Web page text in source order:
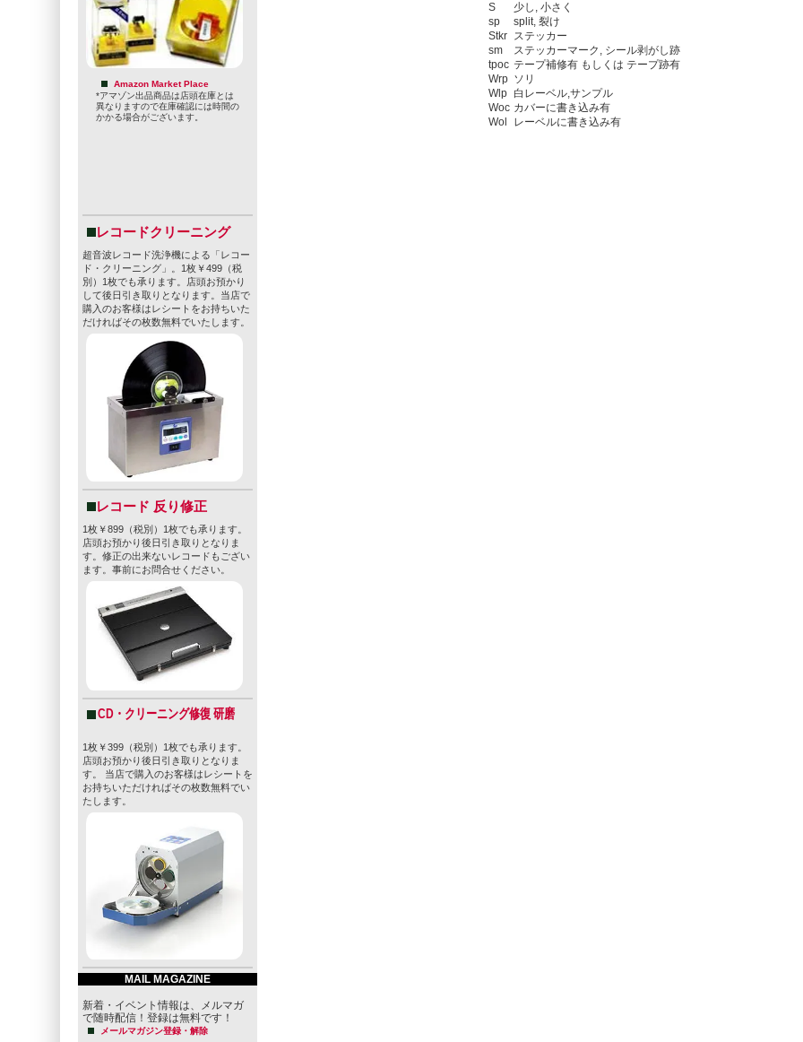
Amazon Market Place
*アマゾン出品商品は店頭在庫とは
異なりますので在庫確認には時間の
かかる場合がございます。
レコードクリーニング
超音波レコード洗浄機による「レコー
ド・クリーニング」。1枚￥499（税
別）1枚でも承ります。店頭お預かり
して後日引き取りとなります。当店で
購入のお客様はレシートをお持ちいた
だければその枚数無料でいたします。
レコード 反り修正
1枚￥899（税別）1枚でも承ります。
店頭お預かり後日引き取りとなりま
す。修正の出来ないレコードもござい
ます。事前にお問合せください。
CD・クリーニング修復 研磨
1枚￥399（税別）1枚でも承ります。
店頭お預かり後日引き取りとなりま
す。 当店で購入のお客様はレシートを
お持ちいただければその枚数無料でい
たします。
MAIL MAGAZINE
新着・イベント情報は、メルマガ
で随時配信！登録は無料です！
メールマガジン登録・解除
S
少し, 小さく
sp
split, 裂け
Stkr ステッカー
sm
ステッカーマーク, シール剥がし跡
tpoc テープ補修有 もしくは テープ跡有
Wrp ソリ
Wlp 白レーベル,サンプル
Woc カバーに書き込み有
Wol
レーベルに書き込み有